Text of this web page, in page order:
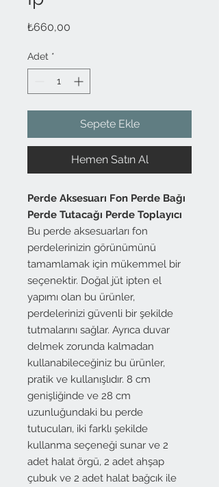
₺660,00
Adet *
Sepete Ekle
Hemen Satın Al
Perde Aksesuarı Fon Perde Bağı
Perde Tutacağı Perde Toplayıcı
Bu perde aksesuarları fon
perdelerinizin görünümünü
tamamlamak için mükemmel bir
seçenektir. Doğal jüt ipten el
yapımı olan bu ürünler,
perdelerinizi güvenli bir şekilde
tutmalarını sağlar. Ayrıca duvar
delmek zorunda kalmadan
kullanabileceğiniz bu ürünler,
pratik ve kullanışlıdır. 8 cm
genişliğinde ve 28 cm
uzunluğundaki bu perde
tutucuları, iki farklı şekilde
kullanma seçeneği sunar ve 2
adet halat örgü, 2 adet ahşap
çubuk ve 2 adet halat bağcık ile